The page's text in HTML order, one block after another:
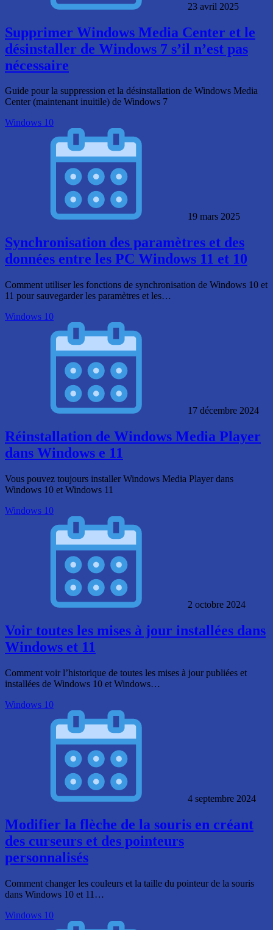
23 avril 2025
Supprimer Windows Media Center et le
désinstaller de Windows 7 s’il n’est pas
nécessaire
Guide pour la suppression et la désinstallation de Windows Media
Center (maintenant inuitile) de Windows 7
Windows 10
19 mars 2025
Synchronisation des paramètres et des
données entre les PC Windows 11 et 10
Comment utiliser les fonctions de synchronisation de Windows 10 et
11 pour sauvegarder les paramètres et les…
Windows 10
17 décembre 2024
Réinstallation de Windows Media Player
dans Windows e 11
Vous pouvez toujours installer Windows Media Player dans
Windows 10 et Windows 11
Windows 10
2 octobre 2024
Voir toutes les mises à jour installées dans
Windows et 11
Comment voir l’historique de toutes les mises à jour publiées et
installées de Windows 10 et Windows…
Windows 10
4 septembre 2024
Modifier la flèche de la souris en créant
des curseurs et des pointeurs
personnalisés
Comment changer les couleurs et la taille du pointeur de la souris
dans Windows 10 et 11…
Windows 10